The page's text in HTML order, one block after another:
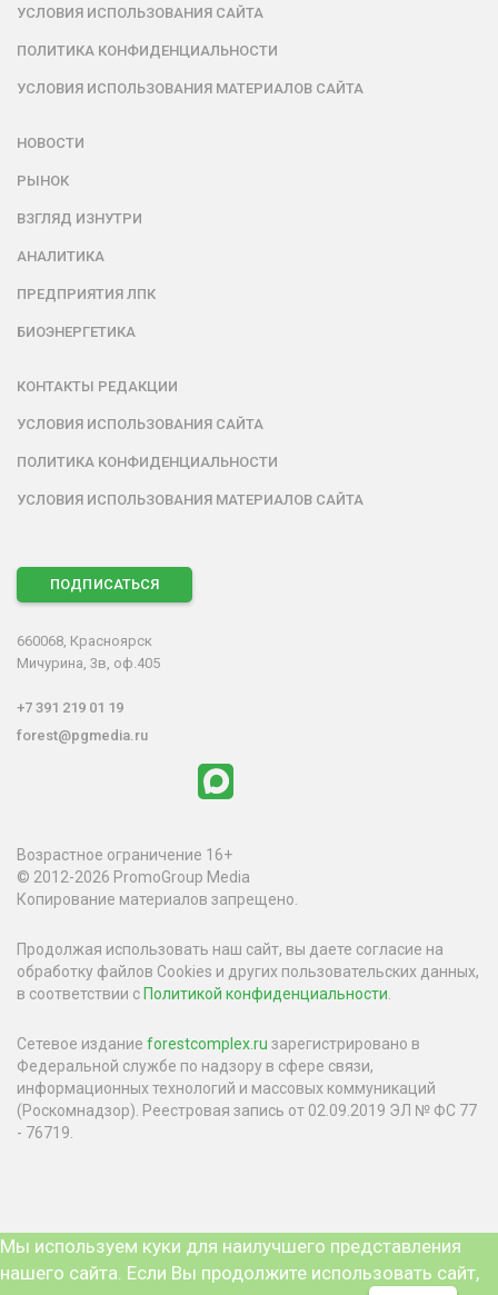
УСЛОВИЯ ИСПОЛЬЗОВАНИЯ САЙТА
ПОЛИТИКА КОНФИДЕНЦИАЛЬНОСТИ
УСЛОВИЯ ИСПОЛЬЗОВАНИЯ МАТЕРИАЛОВ САЙТА
НОВОСТИ
РЫНОК
ВЗГЛЯД ИЗНУТРИ
АНАЛИТИКА
ПРЕДПРИЯТИЯ ЛПК
БИОЭНЕРГЕТИКА
КОНТАКТЫ РЕДАКЦИИ
УСЛОВИЯ ИСПОЛЬЗОВАНИЯ САЙТА
ПОЛИТИКА КОНФИДЕНЦИАЛЬНОСТИ
УСЛОВИЯ ИСПОЛЬЗОВАНИЯ МАТЕРИАЛОВ САЙТА
ПОДПИСАТЬСЯ
660068, Красноярск
Мичурина, 3в, оф.405
+7 391 219 01 19
forest@pgmedia.ru
Возрастное ограничение 16+
© 2012-2026 PromoGroup Media
Копирование материалов запрещено.
Продолжая использовать наш сайт, вы даете согласие на
обработку файлов Cookies и других пользовательских данных,
в соответствии с Политикой конфиденциальности
Сетевое издание forestcomplex.ru зарегистрировано в
Федеральной службе по надзору в сфере связи,
информационных технологий и массовых коммуникаций
(Роскомнадзор). Реестровая запись от 02.09.2019 ЭЛ № ФС 77
- 76719.
Мы используем куки для наилучшего представления
нашего сайта. Если Вы продолжите использовать сайт,